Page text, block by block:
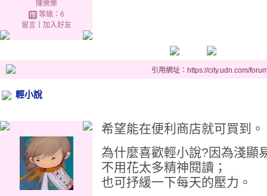
陳樂樂
等級：6
留言｜ 加入好友
引用網址：https://city.udn.com/
輕小說
希望能在便利商店就可買到。
為什麼喜歡輕小說?因為淺顯
不用花太多精神閱讀；
也可抒緩一下每天的壓力。